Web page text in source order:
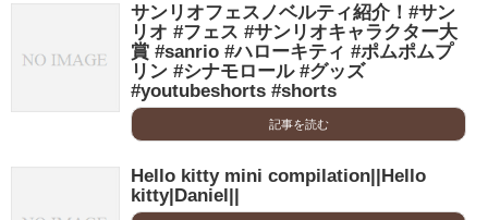
サンリオフェスノベルティ紹介！#サン
リオ #フェス #サンリオキャラクター大
賞 #sanrio #ハローキティ #ポムポムプ
リン #シナモロール #グッズ
#youtubeshorts #shorts
記事を読む
Hello kitty mini compilation||Hello
kitty|Daniel||